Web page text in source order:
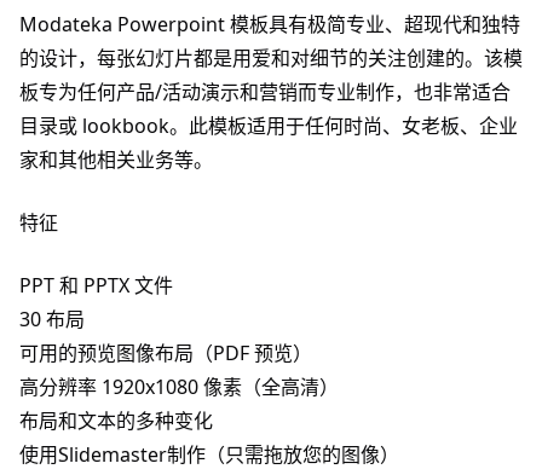
Modateka Powerpoint 模板具有极简专业、超现代和独特
的设计，每张幻灯片都是用爱和对细节的关注创建的。该模
板专为任何产品/活动演示和营销而专业制作，也非常适合
目录或 lookbook。此模板适用于任何时尚、女老板、企业
家和其他相关业务等。
特征
PPT 和 PPTX 文件
30 布局
可用的预览图像布局（PDF 预览）
高分辨率 1920x1080 像素（全高清）
布局和文本的多种变化
使用Slidemaster制作（只需拖放您的图像）